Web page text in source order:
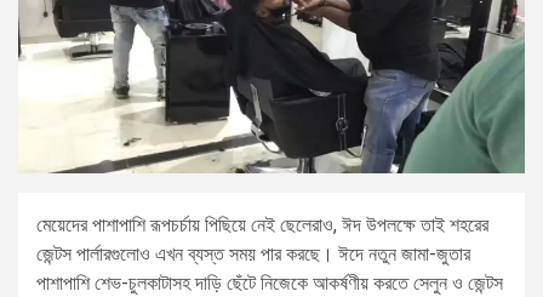
মেয়েদের পাশাপাশি রূপচর্চায় পিছিয়ে নেই ছেলেরাও, ঈদ উপলক্ষে তাই শহরের
জেন্টস পার্লারগুলোও এখন ব্যস্ত সময় পার করছে। ঈদে নতুন জামা-জুতার
পাশাপাশি শেভ-চুলকাটাসহ দাড়ি ছেঁটে নিজেকে আকর্ষণীয় করতে সেলুন ও জেন্টস